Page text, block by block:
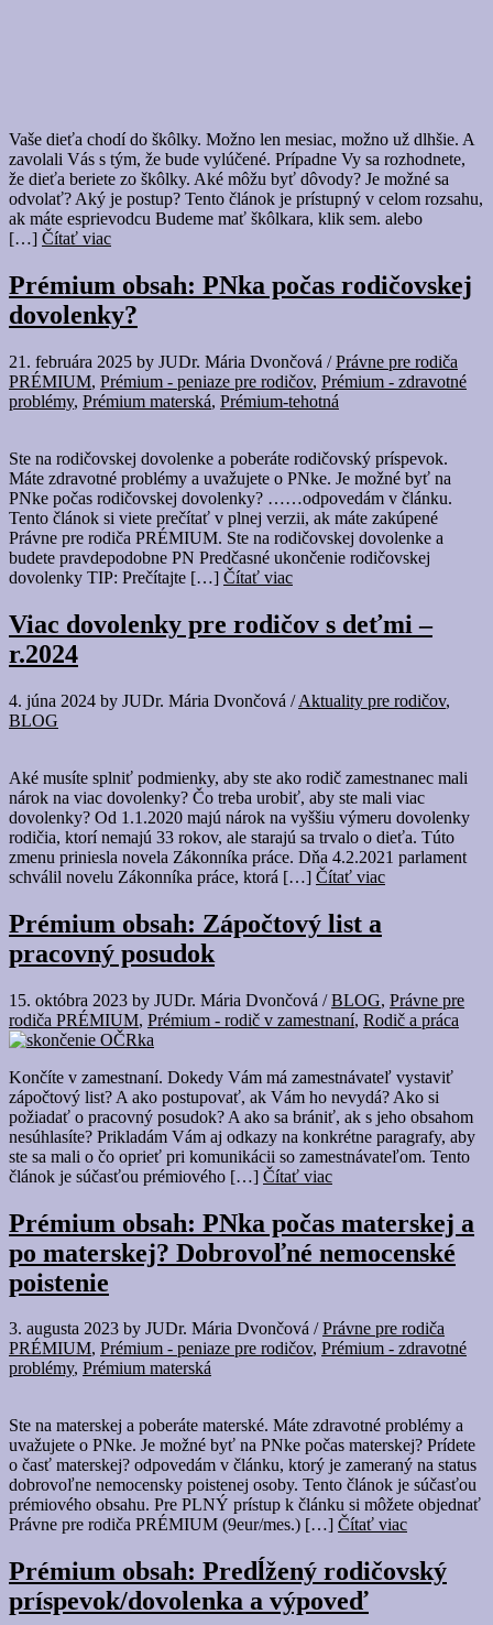
Vaše dieťa chodí do škôlky. Možno len mesiac, možno už dlhšie. A
zavolali Vás s tým, že bude vylúčené. Prípadne Vy sa rozhodnete,
že dieťa beriete zo škôlky. Aké môžu byť dôvody? Je možné sa
odvolať? Aký je postup? Tento článok je prístupný v celom rozsahu,
ak máte esprievodcu Budeme mať škôlkara, klik sem. alebo
[…] Čítať viac
Prémium obsah: PNka počas rodičovskej
dovolenky?
21. februára 2025 by JUDr. Mária Dvončová /Právne pre rodiča
PRÉMIUM, Prémium - peniaze pre rodičov, Prémium - zdravotné
problémy, Prémium materská, Prémium-tehotná
Ste na rodičovskej dovolenke a poberáte rodičovský príspevok.
Máte zdravotné problémy a uvažujete o PNke. Je možné byť na
PNke počas rodičovskej dovolenky? ……odpovedám v článku.
Tento článok si viete prečítať v plnej verzii, ak máte zakúpené
Právne pre rodiča PRÉMIUM. Ste na rodičovskej dovolenke a
budete pravdepodobne PN Predčasné ukončenie rodičovskej
dovolenky TIP: Prečítajte […] Čítať viac
Viac dovolenky pre rodičov s deťmi –
r.2024
4. júna 2024 by JUDr. Mária Dvončová /Aktuality pre rodičov,
BLOG
Aké musíte splniť podmienky, aby ste ako rodič zamestnanec mali
nárok na viac dovolenky? Čo treba urobiť, aby ste mali viac
dovolenky? Od 1.1.2020 majú nárok na vyššiu výmeru dovolenky
rodičia, ktorí nemajú 33 rokov, ale starajú sa trvalo o dieťa. Túto
zmenu priniesla novela Zákonníka práce. Dňa 4.2.2021 parlament
schválil novelu Zákonníka práce, ktorá […] Čítať viac
Prémium obsah: Zápočtový list a
pracovný posudok
15. októbra 2023 by JUDr. Mária Dvončová /BLOG, Právne pre
rodiča PRÉMIUM, Prémium - rodič v zamestnaní, Rodič a práca
Končíte v zamestnaní. Dokedy Vám má zamestnávateľ vystaviť
zápočtový list? A ako postupovať, ak Vám ho nevydá? Ako si
požiadať o pracovný posudok? A ako sa brániť, ak s jeho obsahom
nesúhlasíte? Prikladám Vám aj odkazy na konkrétne paragrafy, aby
ste sa mali o čo oprieť pri komunikácii so zamestnávateľom. Tento
článok je súčasťou prémiového […] Čítať viac
Prémium obsah: PNka počas materskej a
po materskej? Dobrovoľné nemocenské
poistenie
3. augusta 2023 by JUDr. Mária Dvončová /Právne pre rodiča
PRÉMIUM, Prémium - peniaze pre rodičov, Prémium - zdravotné
problémy, Prémium materská
Ste na materskej a poberáte materské. Máte zdravotné problémy a
uvažujete o PNke. Je možné byť na PNke počas materskej? Prídete
o časť materskej? odpovedám v článku, ktorý je zameraný na status
dobrovoľne nemocensky poistenej osoby. Tento článok je súčasťou
prémiového obsahu. Pre PLNÝ prístup k článku si môžete objednať
Právne pre rodiča PRÉMIUM (9eur/mes.) […] Čítať viac
Prémium obsah: Predĺžený rodičovský
príspevok/dovolenka a výpoveď